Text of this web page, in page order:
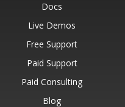
Docs
Live Demos
Free Support
Paid Support
Paid Consulting
Blog